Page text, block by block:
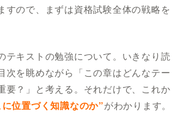
すので、まずは資格試験全体の戦略を
テキストの勉強について。いきなり読
次を眺めながら「この章はどんなテー
要？」と考える。それだけで、これか
位置づく知識なのか”がわかります。